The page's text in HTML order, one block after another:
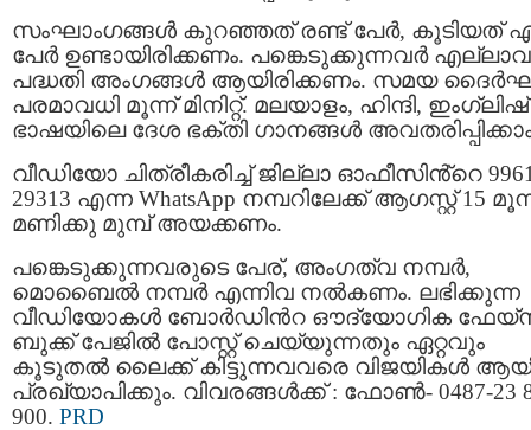
സംഘാംഗങ്ങൾ കുറഞ്ഞത് രണ്ട് പേർ, കൂടിയത്
പേർ ഉണ്ടായിരിക്കണം. പങ്കെടുക്കുന്നവര്‍
പദ്ധതി അംഗങ്ങള്‍ ആയിരിക്കണം. സമയ
പരമാവധി മൂന്ന് മിനിറ്റ്. മലയാളം, ഹിന്ദി, ഇംഗ്ലിഷ്
ഭാഷയിലെ ദേശ ഭക്തി ഗാനങ്ങൾ
വീഡിയോ ചിത്രീകരിച്ച് ജില്ലാ ഓഫീസിൻ്റെ
29313 എന്ന WhatsApp നമ്പറിലേക്ക് ആഗസ്റ്റ് 15
മണിക്കു മുമ്പ് അയക്കണം.
പങ്കെടുക്കുന്നവരുടെ പേര്, അംഗത്വ നമ്പർ,
മൊബൈൽ നമ്പർ എന്നിവ നൽകണം. ലഭിക്കുന്ന
വീഡിയോകൾ ബോർഡിൻറ ഔദ്യോഗിക
ബുക്ക് പേജിൽ പോസ്റ്റ് ചെയ്യുന്നതും ഏറ്റവും
കൂടുതൽ ലൈക്ക് കിട്ടുന്നവവരെ വിജയികള്‍
പ്രഖ്യാപിക്കും. വിവരങ്ങള്‍ക്ക് : ഫോൺ- 0487-23
900. PRD